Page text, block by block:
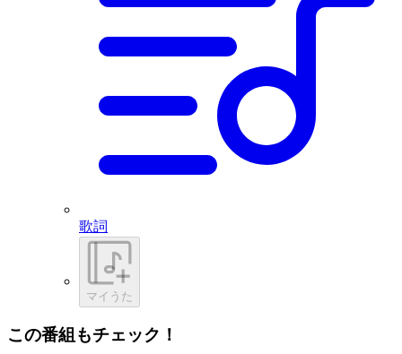
歌詞
マイうた
この番組もチェック！